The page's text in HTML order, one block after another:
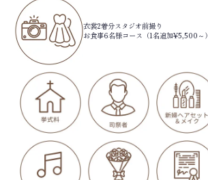
衣裳2着分スタジオ前撮り
お食事6名様コース（1名追加¥5,500～）